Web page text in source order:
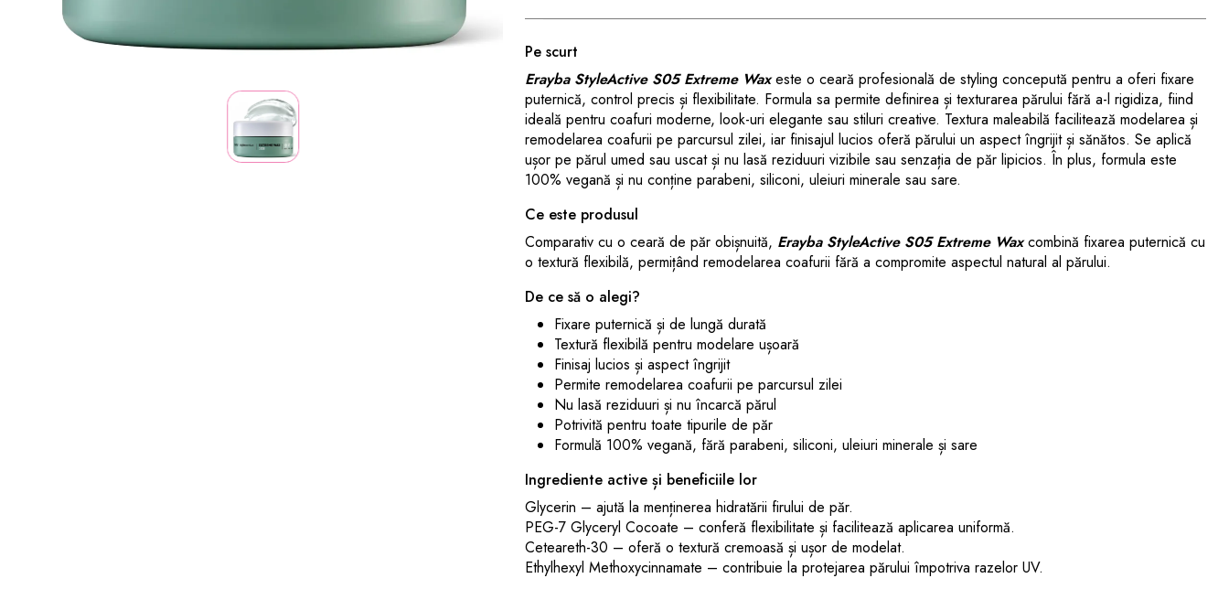
Pe scurt
Erayba StyleActive S05 Extreme Waxeste o ceară profesională de styling concepută pentru a oferi fixare
puternică, control precis și flexibilitate. Formula sa permite definirea și texturarea părului fără a-l rigidiza, fiind
ideală pentru coafuri moderne, look-uri elegante sau stiluri creative. Textura maleabilă facilitează modelarea și
remodelarea coafurii pe parcursul zilei, iar finisajul lucios oferă părului un aspect îngrijit și sănătos. Se aplică
ușor pe părul umed sau uscat și nu lasă reziduuri vizibile sau senzația de păr lipicios. În plus, formula este
100% vegană și nu conține parabeni, siliconi, uleiuri minerale sau sare.
Ce este produsul
Comparativ cu o ceară de păr obișnuită, Erayba StyleActive S05 Extreme Waxcombină fixarea puternică cu
o textură flexibilă, permițând remodelarea coafurii fără a compromite aspectul natural al părului.
De ce să o alegi?
Fixare puternică și de lungă durată
Textură flexibilă pentru modelare ușoară
Finisaj lucios și aspect îngrijit
Permite remodelarea coafurii pe parcursul zilei
Nu lasă reziduuri și nu încarcă părul
Potrivită pentru toate tipurile de păr
Formulă 100% vegană, fără parabeni, siliconi, uleiuri minerale și sare
Ingrediente active și beneficiile lor
Glycerin – ajută la menținerea hidratării firului de păr.
PEG-7 Glyceryl Cocoate – conferă flexibilitate și facilitează aplicarea uniformă.
Ceteareth-30 – oferă o textură cremoasă și ușor de modelat.
Ethylhexyl Methoxycinnamate – contribuie la protejarea părului împotriva razelor UV.